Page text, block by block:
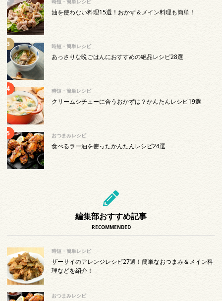
時短・簡単レシピ
油を使わない料理15選！おかず＆メイン料理も簡単！
時短・簡単レシピ
あっさりな晩ごはんにおすすめの絶品レシピ28選
時短・簡単レシピ
クリームシチューに合うおかずは？かんたんレシピ19選
おつまみレシピ
食べるラー油を使ったかんたんレシピ24選
編集部おすすめ記事
RECOMMENDED
時短・簡単レシピ
ザーサイのアレンジレシピ27選！簡単なおつまみ＆メイン料
理などを紹介！
おつまみレシピ